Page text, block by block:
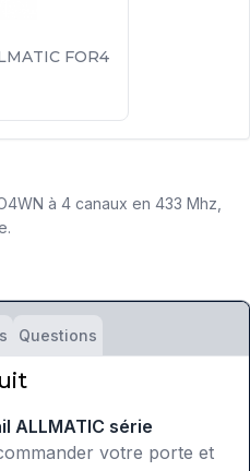
FOR4
à 4 canaux en 433 Mhz,
Questions
ALLMATIC série
votre porte et